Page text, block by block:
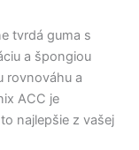
tvrdá guma s
a špongiou
rovnováhu a
ACC je
najlepšie z vašej